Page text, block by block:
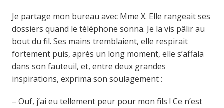
Je partage mon bureau avec Mme X. Elle rangeait ses
dossiers quand le téléphone sonna. Je la vis pâlir au
bout du fil. Ses mains tremblaient, elle respirait
fortement puis, après un long moment, elle s’affala
dans son fauteuil, et, entre deux grandes
inspirations, exprima son soulagement :
– Ouf, j’ai eu tellement peur pour mon fils ! Ce n’est